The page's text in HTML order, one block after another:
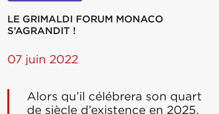
LE GRIMALDI FORUM MONACO
S’AGRANDIT !
07 juin 2022
Alors qu’il célébrera son quart
de siècle d’existence en 2025,